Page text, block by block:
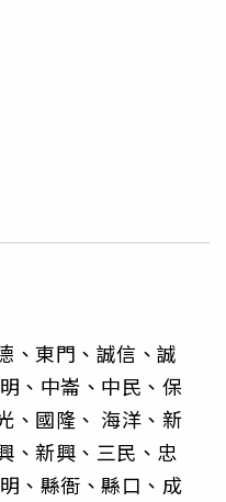
、東門、誠信、誠
、中崙、中民、保
、國隆、 海洋、新
、新興、三民、忠
、縣衙、縣口、成